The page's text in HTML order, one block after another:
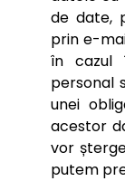
de date,
prin e-
în cazul
personal
unei
acestor
vor
putem